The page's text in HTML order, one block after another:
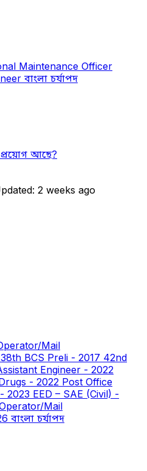
Maintenance Officer
বাংলা চর্যাপদ
প্রয়োগ আছে?
2 weeks ago
Mail
38th BCS Preli - 2017 42nd
Engineer - 2022
- 2022 Post Office
2023 EED – SAE (Civil) -
Mail
বাংলা চর্যাপদ